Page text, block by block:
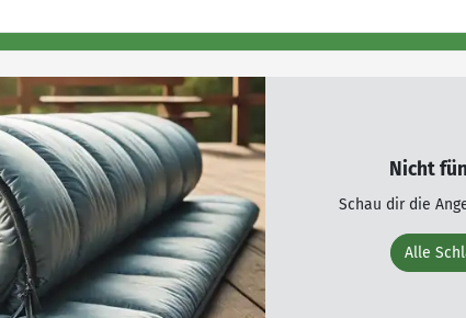
Nicht
Schau dir die
Alle